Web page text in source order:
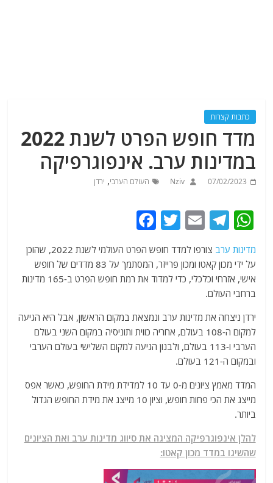
כתבות קצרות
מדד חופש הפרט לשנת 2022
במדינות ערב. אינפוגרפיקה
07/02/2023
Nziv העולם הערבי, ירדן
W
at
s
A
p
p
T
e
g
ra
m
E
ai
l
T
itt
er
c
e
o
o
k
מדינות ערב
צורפו למדד חופש הפרט העולמי לשנת 2022, שהוכן
על ידי מכון קאטו ומכון פרייזר, המסתמך על 83 מדדים של חופש
אישי, אזרחי וכלכלי, כדי למדוד את רמת חופש הפרט ב-165 מדינות
ברחבי העולם.
ירדן ניצחה את מדינות ערב ונמצאת במקום הראשון, אבל היא הגיעה
למקום ה-108 בעולם, אחריה כווית ותוניסיה במקום השני בעולם
הערבי ו-113 בעולם, ולבנון הגיעה למקום השלישי בעולם הערבי
ובמקום ה-121 בעולם.
המדד מאמץ ציונים מ-0 עד 10 למדידת מידת החופש, כאשר אפס
מייצג את הכי פחות חופש, וציון 10 מייצג את מידת החופש הגדול
ביותר.
להלן אינפוגרפיקה המציגה את סיווג מדינות ערב ואת הציונים
שהשיגו במדד מכון קאטו: